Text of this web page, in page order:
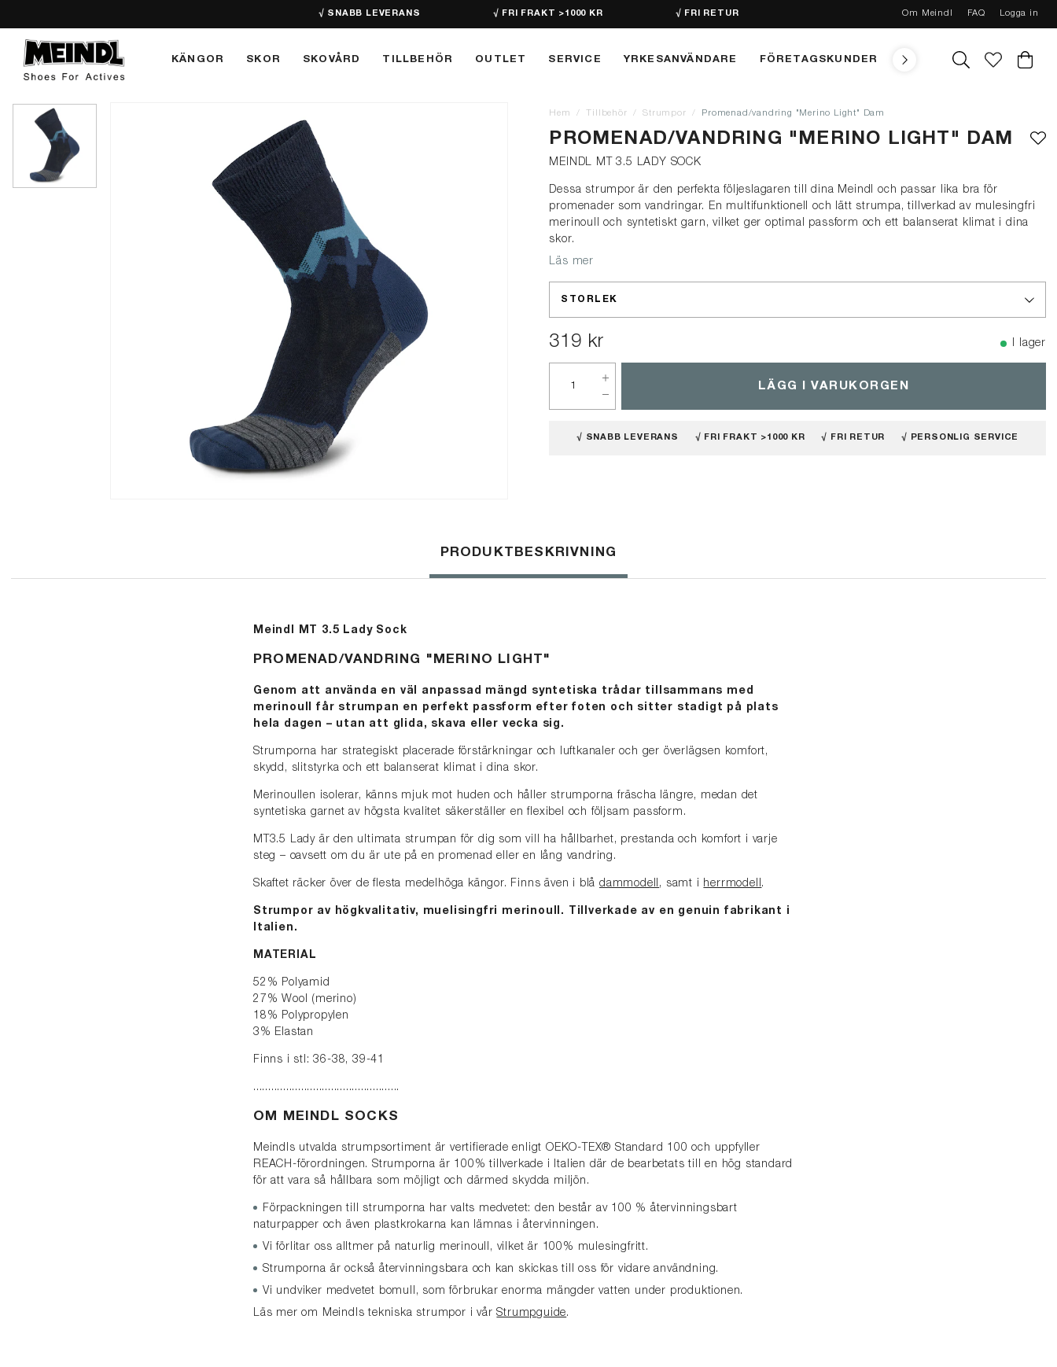
√ SNABB LEVERANS √ FRI FRAKT >1000 KR √ FRI RETUR Om Meindl FAQ Logga in
KÄNGOR SKOR SKOVÅRD TILLBEHÖR OUTLET SERVICE YRKESANVÄNDARE FÖRETAGSKUNDER TEKNIK MEINDL
Hem Tillbehör Strumpor Promenad/vandring "Merino Light" Dam
PROMENAD/VANDRING "MERINO LIGHT" DAM
MEINDL MT 3.5 LADY SOCK
Dessa strumpor är den perfekta följeslagaren till dina Meindl och passar lika bra för
promenader som vandringar. En multifunktionell och lätt strumpa, tillverkad av mulesingfri
merinoull och syntetiskt garn, vilket ger optimal passform och ett balanserat klimat i dina
skor.
Läs mer
STORLEK
319 kr I lager
LÄGG I VARUKORGEN
√ SNABB LEVERANS √ FRI FRAKT >1000 KR √ FRI RETUR √ PERSONLIG SERVICE
PRODUKTBESKRIVNING
Meindl MT 3.5 Lady Sock
PROMENAD/VANDRING "MERINO LIGHT"
Genom att använda en väl anpassad mängd syntetiska trådar tillsammans med
merinoull får strumpan en perfekt passform efter foten och sitter stadigt på plats
hela dagen – utan att glida, skava eller vecka sig.
Strumporna har strategiskt placerade förstärkningar och luftkanaler och ger överlägsen komfort,
skydd, slitstyrka och ett balanserat klimat i dina skor.
Merinoullen isolerar, känns mjuk mot huden och håller strumporna fräscha längre, medan det
syntetiska garnet av högsta kvalitet säkerställer en flexibel och följsam passform.
MT3.5 Lady är den ultimata strumpan för dig som vill ha hållbarhet, prestanda och komfort i varje
steg – oavsett om du är ute på en promenad eller en lång vandring.
Skaftet räcker över de flesta medelhöga kängor. Finns även i blå dammodell , samt i herrmodell.
Strumpor av högkvalitativ, muelisingfri merinoull. Tillverkade av en genuin fabrikant i
Italien.
MATERIAL
52% Polyamid
27% Wool (merino)
18% Polypropylen
3% Elastan
Finns i stl: 36-38, 39-41
.................................................
OM MEINDL SOCKS
Meindls utvalda strumpsortiment är vertifierade enligt OEKO-TEX® Standard 100 och uppfyller
REACH-förordningen. Strumporna är 100% tillverkade i Italien där de bearbetats till en hög standard
för att vara så hållbara som möjligt och därmed skydda miljön.
Förpackningen till strumporna har valts medvetet: den består av 100 % återvinningsbart
naturpapper och även plastkrokarna kan lämnas i återvinningen.
Vi förlitar oss alltmer på naturlig merinoull, vilket är 100% mulesingfritt.
Strumporna är också återvinningsbara och kan skickas till oss för vidare användning.
Vi undviker medvetet bomull, som förbrukar enorma mängder vatten under produktionen.
Läs mer om Meindls tekniska strumpor i vårStrumpguide.